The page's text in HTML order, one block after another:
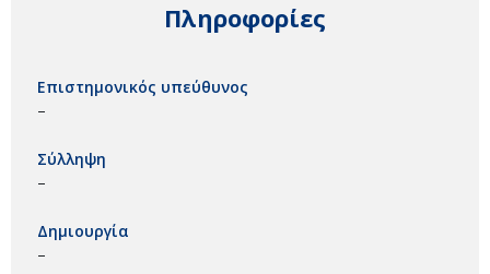
Πληροφορίες
Επιστημονικός υπεύθυνος
–
Σύλληψη
–
Δημιουργία
–